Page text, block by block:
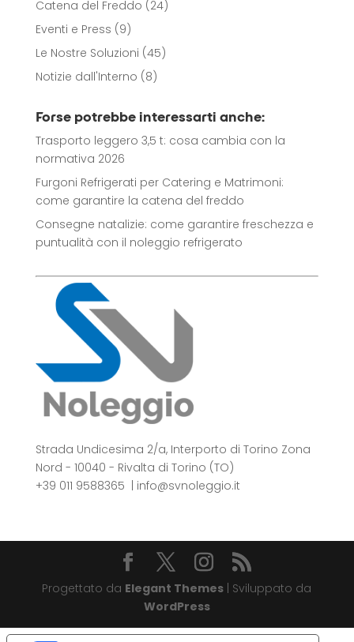
Catena del Freddo (24)
Eventi e Press (9)
Le Nostre Soluzioni (45)
Notizie dall'Interno (8)
Forse potrebbe interessarti anche:
Trasporto leggero 3,5 t: cosa cambia con la
normativa 2026
Furgoni Refrigerati per Catering e Matrimoni:
come garantire la catena del freddo
Consegne natalizie: come garantire freschezza e
puntualità con il noleggio refrigerato
Strada Undicesima 2/a, Interporto di Torino Zona
Nord - 10040 - Rivalta di Torino (TO)
+39 011 9588365
info@svnoleggio.it
Progettato da Elegant Themes | Sviluppato da
WordPress